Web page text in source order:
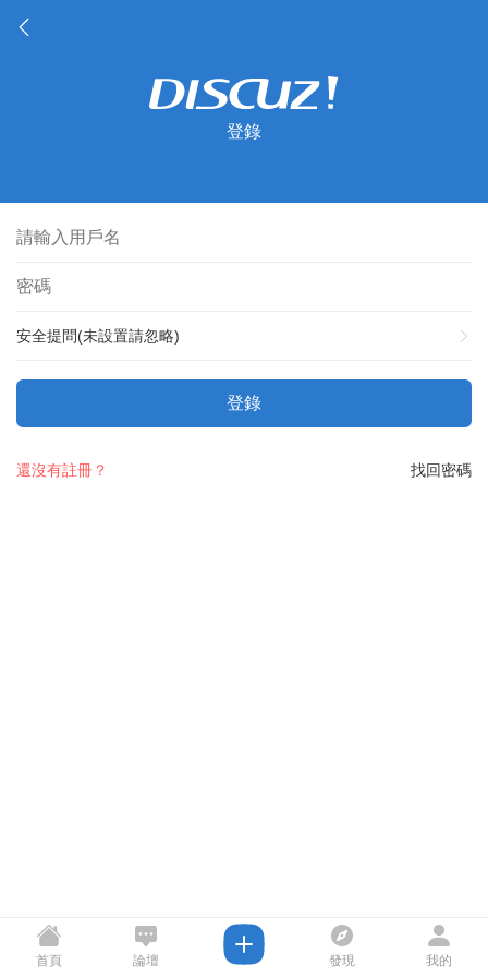
登錄
安全提問(未設置請忽略)
登錄
找回密碼
還沒有註冊？
首頁 論壇 發現 我的